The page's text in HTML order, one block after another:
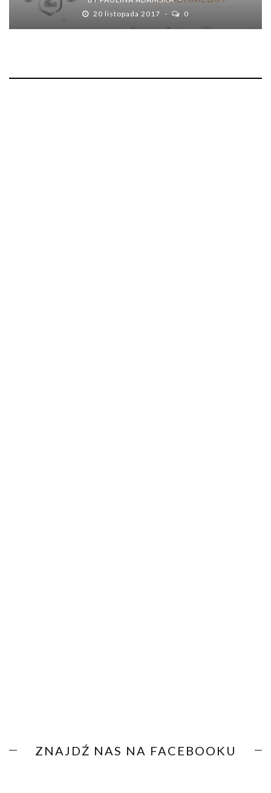
20 listopada 2017
0
ZNAJDŹ NAS NA FACEBOOKU